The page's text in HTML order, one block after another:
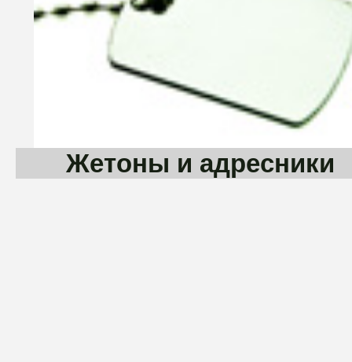
Жетоны и адресники